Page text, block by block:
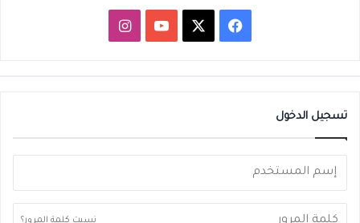
فيسبوك ‫YouTubeانستقرام
تسجيل الدخول
نسيت كلمة المرور؟